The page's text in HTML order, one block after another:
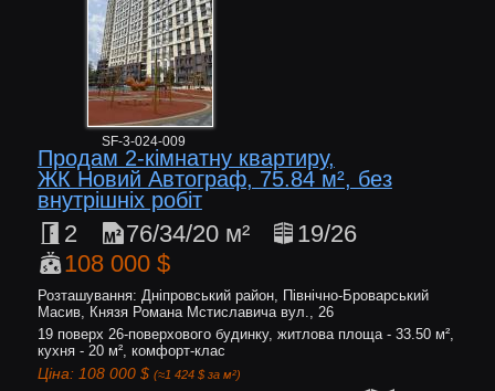
SF-3-024-009
Продам 2-кімнатну квартиру,
ЖК Новий Автограф, 75.84 м², без
внутрішніх робіт
2 76/34/20 м²
19/26
108 000 $
Розташування: Дніпровський район, Північно-Броварський
Масив, Князя Романа Мстиславича вул., 26
19 поверх 26-поверхового будинку, житлова площа - 33.50 м²,
кухня - 20 м², комфорт-клас
Ціна: 108 000 $ (≈1 424 $ за м²)